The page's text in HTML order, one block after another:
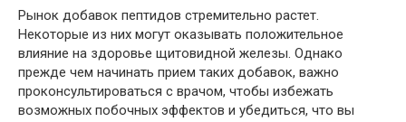
Рынок добавок пептидов стремительно растет.
Некоторые из них могут оказывать положительное
влияние на здоровье щитовидной железы. Однако
прежде чем начинать прием таких добавок, важно
проконсультироваться с врачом, чтобы избежать
возможных побочных эффектов и убедиться, что вы